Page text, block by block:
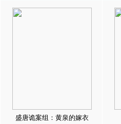
盛唐诡案组：黄泉的嫁衣